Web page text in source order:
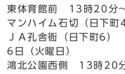
東体育館前 13時20分
マンハイム石切（日下
ＪＡ孔舎衙（日下町6
6日（火曜日）
鴻北公園西側 13時20